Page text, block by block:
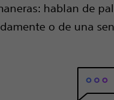
hablan de
o de una